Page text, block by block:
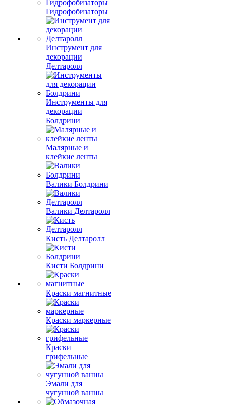
Гидрофобизаторы
Инструмент для
декорации
Делтаролл
Инструменты для
декорации
Болдрини
Малярные и
клейкие ленты
Валики Болдрини
Валики Делтаролл
Кисть Делтаролл
Кисти Болдрини
Краски магнитные
Краски маркерные
Краски
грифельные
Эмали для
чугунной ванны